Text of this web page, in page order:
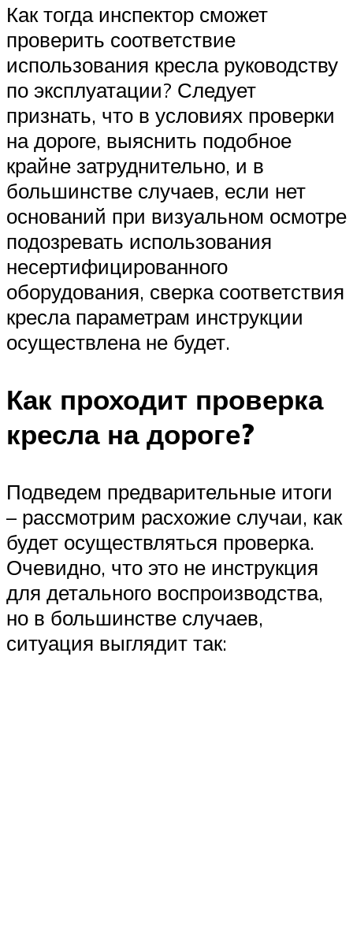
Как тогда инспектор сможет
проверить соответствие
использования кресла руководству
по эксплуатации? Следует
признать, что в условиях проверки
на дороге, выяснить подобное
крайне затруднительно, и в
большинстве случаев, если нет
оснований при визуальном осмотре
подозревать использования
несертифицированного
оборудования, сверка соответствия
кресла параметрам инструкции
осуществлена не будет.
Как проходит проверка
кресла на дороге?
Подведем предварительные итоги
– рассмотрим расхожие случаи, как
будет осуществляться проверка.
Очевидно, что это не инструкция
для детального воспроизводства,
но в большинстве случаев,
ситуация выглядит так: